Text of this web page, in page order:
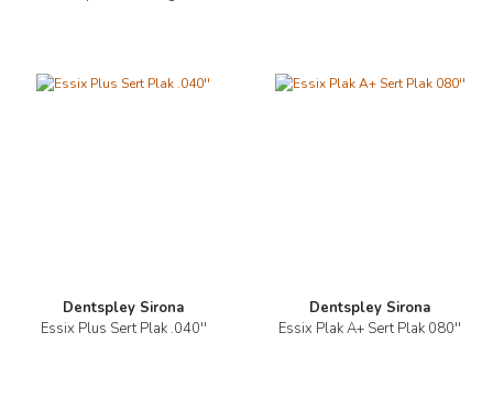
Dentspley Sirona
Essix Plus Sert Plak .040''
Dentspley Sirona
Essix Plak A+ Sert Plak 080''